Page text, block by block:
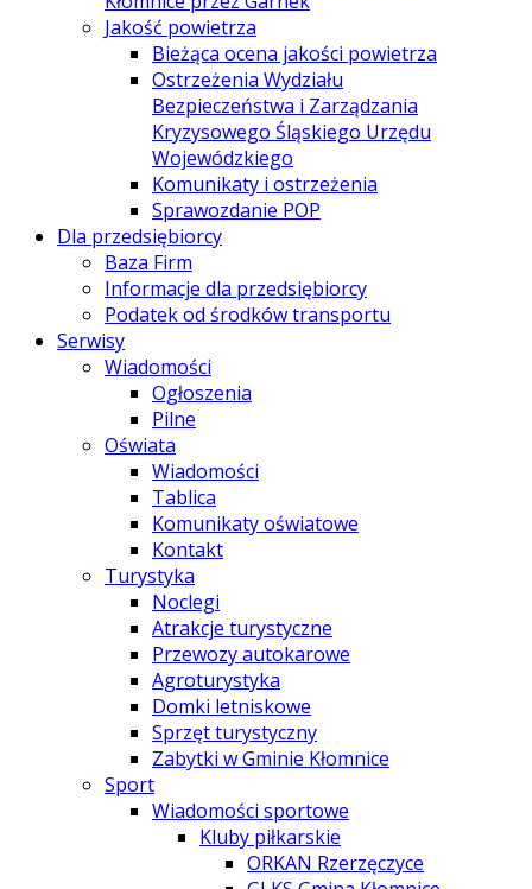
Jakość powietrza
Bieżąca ocena jakości powietrza
Ostrzeżenia Wydziału
Bezpieczeństwa i Zarządzania
Kryzysowego Śląskiego Urzędu
Wojewódzkiego
Komunikaty i ostrzeżenia
Sprawozdanie POP
Dla przedsiębiorcy
Baza Firm
Informacje dla przedsiębiorcy
Podatek od środków transportu
Serwisy
Wiadomości
Ogłoszenia
Pilne
Oświata
Wiadomości
Tablica
Komunikaty oświatowe
Kontakt
Turystyka
Noclegi
Atrakcje turystyczne
Przewozy autokarowe
Agroturystyka
Domki letniskowe
Sprzęt turystyczny
Zabytki w Gminie Kłomnice
Sport
Wiadomości sportowe
Kluby piłkarskie
ORKAN Rzerzęczyce